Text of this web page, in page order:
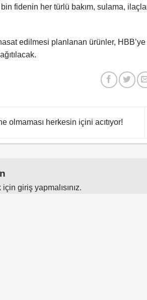
fidenin her türlü bakım, sulama,
edilmesi planlanan ürünler,
olmaması herkesin içini acıtıyor!
için giriş yapmalısınız.